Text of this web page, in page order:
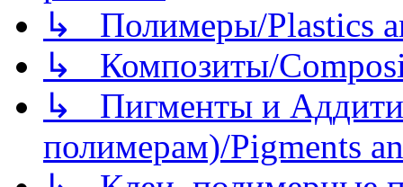
↳ Полимеры/Plastics
↳ Композиты/
↳ Пигменты и
полимерам)/Pigments